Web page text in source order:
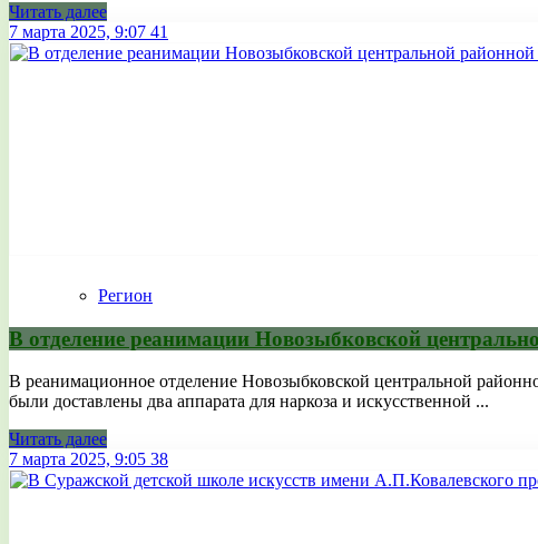
Читать далее
7 марта 2025, 9:07 41
Регион
В отделение реанимации Новозыбковской
В реанимационное отделение Новозыбковской центральной
были доставлены два аппарата для наркоза и искусственной ...
Читать далее
7 марта 2025, 9:05 38